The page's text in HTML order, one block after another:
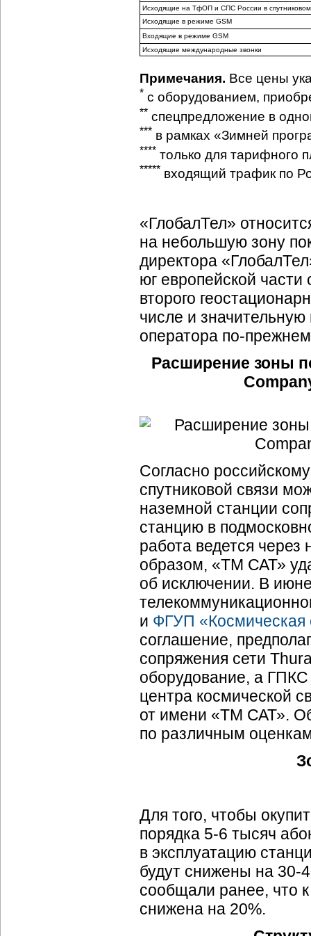
Исходящие на ТфОП и СПС России в
Исходящие в режиме GSM
Входящие в режиме GSM
Исходящие международные звонки
Примечания. Все цены
* с оборудованием,
** спецпредложение в
*** в рамках «Зимней
**** только для тарифного
***** входящий трафик по
«ГлобалТел»
на небольшую зону
директора
юг европейской
второго
числе и
оператора по-
Расширение зоны
Согласно
спутниковой связи
наземной станции
станцию в
работа ведется
образом, «ТМ САТ»
об исключении. В
и ФГУП «Космическая
соглашение,
сопряжения сети
оборудование, а ГПКС
центра космической
от имени «ТМ САТ».
по различным
Для того, чтобы
порядка 5-6 тысяч
в эксплуатацию
будут снижены на 30-
сообщали ранее, что
снижена на 20%.